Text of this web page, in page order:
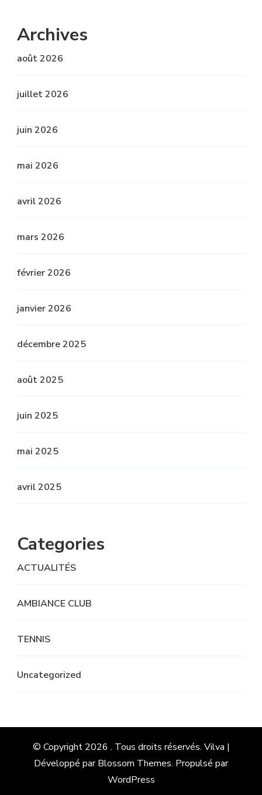
Archives
août 2026
juillet 2026
juin 2026
mai 2026
avril 2026
mars 2026
février 2026
janvier 2026
décembre 2025
août 2025
juin 2025
mai 2025
avril 2025
Categories
ACTUALITÉS
AMBIANCE CLUB
TENNIS
Uncategorized
© Copyright 2026 . Tous droits réservés. Vilva |
Développé parBlossom Themes. Propulsé par
WordPress